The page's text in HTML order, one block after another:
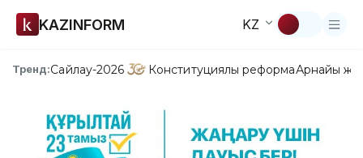
KAZINFORM KZ
Тренд:Сайлау-2026 Конституциялық реформаАрнайы